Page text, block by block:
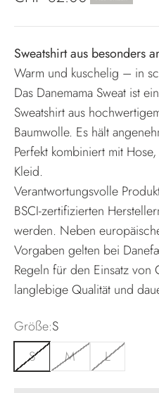
Sweatshirt aus besonders
Warm und kuschelig – in
Das Danemama Sweat ist
Sweatshirt aus
Baumwolle. Es hält
Perfekt kombiniert mit
Kleid.
Verantwortungsvolle
BSCI-zertifizierten
werden. Neben
Vorgaben gelten bei
Regeln für den Einsatz von
langlebige Qualität und
Größe:S
S
M L